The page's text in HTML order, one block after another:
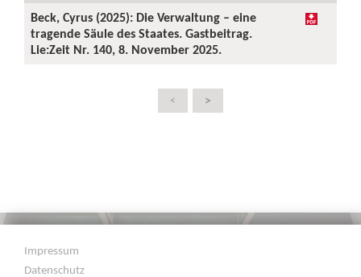
Beck, Cyrus (2025): Die Verwaltung – eine
tragende Säule des Staates. Gastbeitrag.
Lie:Zeit Nr. 140, 8. November 2025.
< >
Impressum
Datenschutz